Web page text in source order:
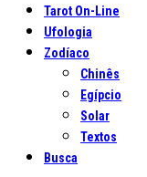
Tarot On-Line
Ufologia
Zodíaco
Chinês
Egípcio
Solar
Textos
Busca